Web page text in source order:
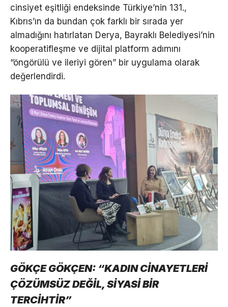
cinsiyet eşitliği endeksinde Türkiye’nin 131.,
Kıbrıs’ın da bundan çok farklı bir sırada yer
almadığını hatırlatan Derya, Bayraklı Belediyesi’nin
kooperatifleşme ve dijital platform adımını
“öngörülü ve ileriyi gören” bir uygulama olarak
değerlendirdi.
GÖKÇE GÖKÇEN: “KADIN CİNAYETLERİ
ÇÖZÜMSÜZ DEĞİL, SİYASİ BİR
TERCİHTİR”